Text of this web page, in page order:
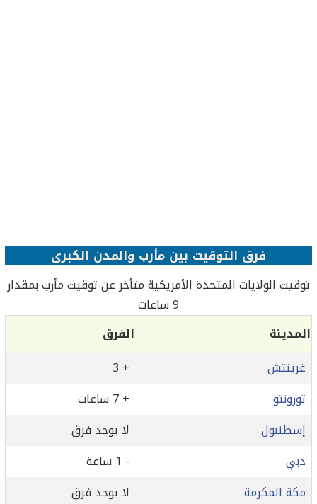
فرق التوقيت بين مأرب والمدن الكبرى
توقيت الولايات المتحدة الأمريكية متأخر عن توقيت مأرب بمقدار
9 ساعات
المدينة
الفرق
غرينتش
+ 3
تورونتو
+ 7 ساعات
إسطنبول
لا يوجد فرق
دبي
- 1 ساعة
مكة المكرمة
لا يوجد فرق